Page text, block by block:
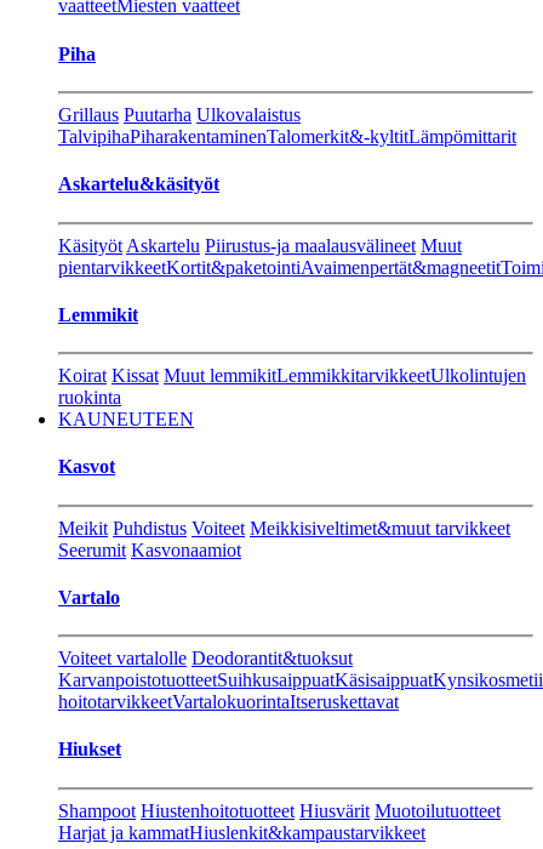
vaatteetMiesten vaatteet
Piha
Grillaus Puutarha Ulkovalaistus
TalvipihaPiharakentaminenTalomerkit&-kyltitLämpömittarit
Askartelu&käsityöt
Käsityöt Askartelu Piirustus-ja maalausvälineet Muut
pientarvikkeetKortit&paketointiAvaimenpertät&magneetit
Lemmikit
Koirat Kissat Muut lemmikitLemmikkitarvikkeetUlkolintujen
ruokinta
KAUNEUTEEN
Kasvot
Meikit Puhdistus Voiteet Meikkisiveltimet&muut tarvikkeet
Seerumit Kasvonaamiot
Vartalo
Voiteet vartalolle Deodorantit&tuoksut
KarvanpoistotuotteetSuihkusaippuatKäsisaippuat
hoitotarvikkeetVartalokuorintaItseruskettavat
Hiukset
Shampoot Hiustenhoitotuotteet Hiusvärit Muotoilutuotteet
Harjat ja kammatHiuslenkit&kampaustarvikkeet